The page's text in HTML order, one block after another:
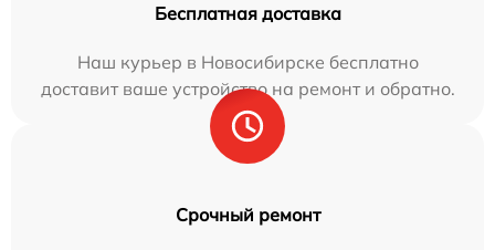
Бесплатная доставка
Наш курьер в Новосибирске бесплатно
доставит ваше устройство на ремонт и обратно.
Срочный ремонт